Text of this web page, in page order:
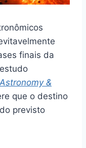
finais da
Astronomy &
que o destino
previsto